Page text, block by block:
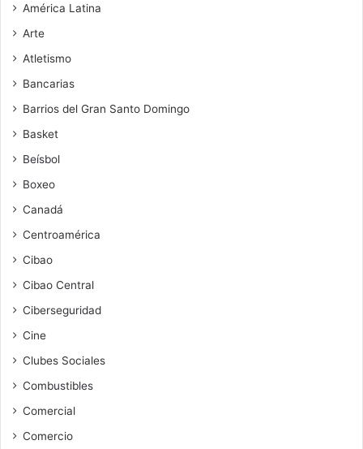
América Latina
Arte
Atletismo
Bancarias
Barrios del Gran Santo Domingo
Basket
Beísbol
Boxeo
Canadá
Centroamérica
Cibao
Cibao Central
Ciberseguridad
Cine
Clubes Sociales
Combustibles
Comercial
Comercio